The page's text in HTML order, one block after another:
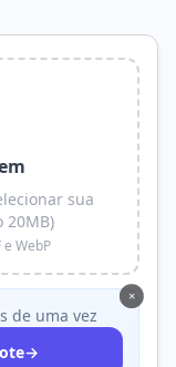
sua
20MB)
e WebP
×
de uma vez
→